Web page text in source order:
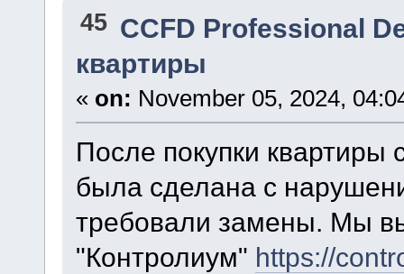
45 CCFD Professional
квартиры
« on: November 05, 2024,
После покупки квартиры
была сделана с
требовали замены. Мы
"Контролиум" https://